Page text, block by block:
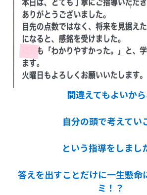
間違えてもよいから
自分の頭で考えてい
という指導をしまし
答えを出すことだけに一生懸命
ミ！？